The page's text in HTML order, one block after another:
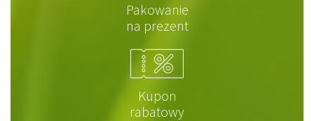
Pakowanie
na prezent
Kupon
rabatowy